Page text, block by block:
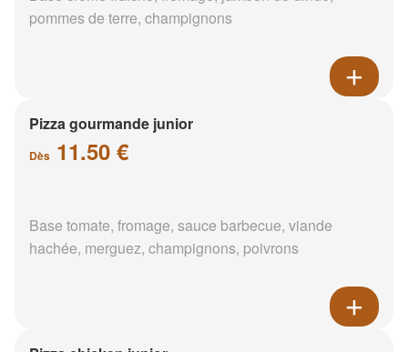
pommes de terre, champignons
Pizza gourmande junior
Dès 11.50 €
Base tomate, fromage, sauce barbecue, viande
hachée, merguez, champignons, poivrons